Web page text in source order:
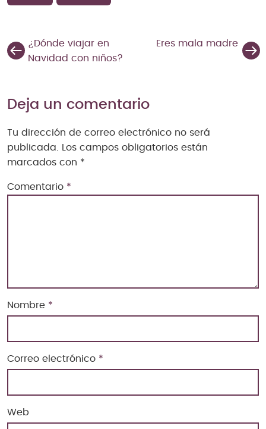
¿Dónde viajar en
Navidad con niños?
Eres mala madre
Deja un comentario
Tu dirección de correo electrónico no será
publicada. Los campos obligatorios están
marcados con *
Comentario *
Nombre *
Correo electrónico *
Web